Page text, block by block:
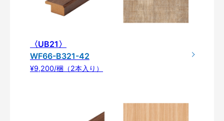
〈UB21〉
WF66-B321-42
¥9,200/梱（2本入り）